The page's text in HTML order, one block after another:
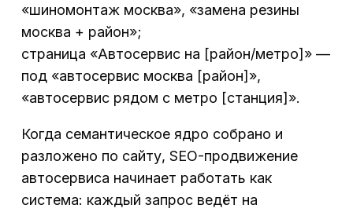
«шиномонтаж москва», «замена резины
москва + район»;
страница «Автосервис на [район/метро]» —
под «автосервис москва [район]»,
«автосервис рядом с метро [станция]».
Когда семантическое ядро собрано и
разложено по сайту, SEO-продвижение
автосервиса начинает работать как
система: каждый запрос ведёт на